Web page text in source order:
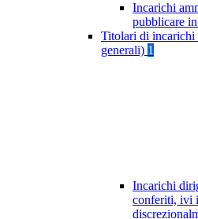
Incarichi
pubblicare
Titolari di
generali) 1
Incarichi
conferiti, ivi